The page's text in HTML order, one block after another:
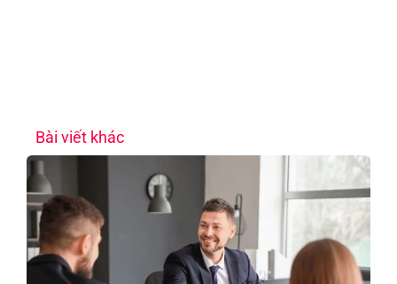
Bài viết khác